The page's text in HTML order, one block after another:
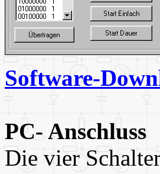
Software-
PC- Anschluss
Die vier